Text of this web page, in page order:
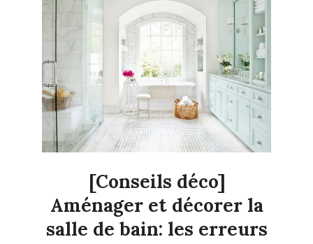
[Conseils déco]
Aménager et décorer la
salle de bain: les erreurs